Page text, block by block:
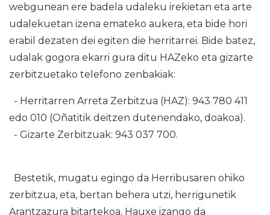
webgunean ere badela udaleku irekietan eta arte
udalekuetan izena emateko aukera, eta bide hori
erabil dezaten dei egiten die herritarrei. Bide batez,
udalak gogora ekarri gura ditu HAZeko eta gizarte
zerbitzuetako telefono zenbakiak:
- Herritarren Arreta Zerbitzua (HAZ): 943 780 411
edo 010 (Oñatitik deitzen dutenendako, doakoa).
- Gizarte Zerbitzuak: 943 037 700.
Bestetik, mugatu egingo da Herribusaren ohiko
zerbitzua, eta, bertan behera utzi, herrigunetik
Arantzazura bitartekoa. Hauxe izango da